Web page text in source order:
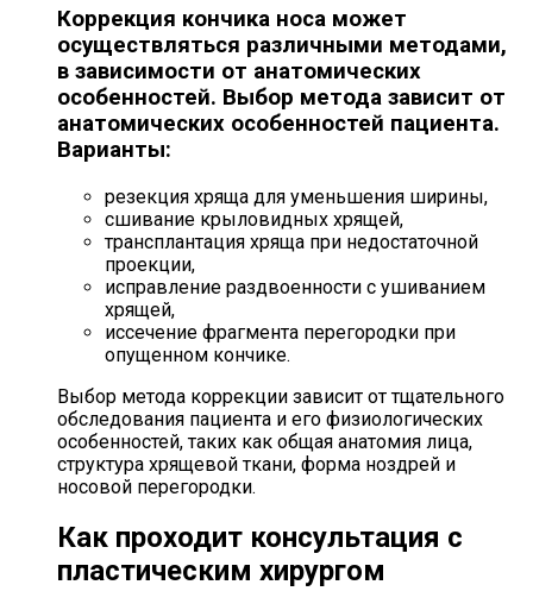
Коррекция кончика носа может
осуществляться различными методами,
в зависимости от анатомических
особенностей. Выбор метода зависит от
анатомических особенностей пациента.
Варианты:
резекция хряща для уменьшения ширины,
сшивание крыловидных хрящей,
трансплантация хряща при недостаточной
проекции,
исправление раздвоенности с ушиванием
хрящей,
иссечение фрагмента перегородки при
опущенном кончике.
Выбор метода коррекции зависит от тщательного
обследования пациента и его физиологических
особенностей, таких как общая анатомия лица,
структура хрящевой ткани, форма ноздрей и
носовой перегородки.
Как проходит консультация с
пластическим хирургом